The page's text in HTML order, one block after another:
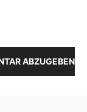
ABZUGEBEN